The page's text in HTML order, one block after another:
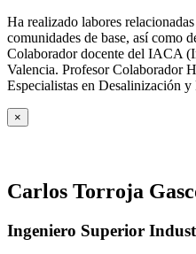
Ha realizado labores
comunidades de base, así como
Colaborador docente del IACA
Valencia. Profesor Colaborador
Especialistas en Desalinización
×
Carlos Torroja
Ingeniero Superior